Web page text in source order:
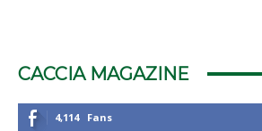
CACCIA MAGAZINE
4,114 Fans